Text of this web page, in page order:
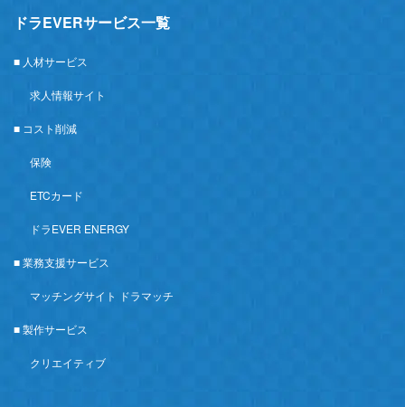
ドラEVERサービス一覧
■ 人材サービス
求人情報サイト
■ コスト削減
保険
ETCカード
ドラEVER ENERGY
■ 業務支援サービス
マッチングサイト ドラマッチ
■ 製作サービス
クリエイティブ